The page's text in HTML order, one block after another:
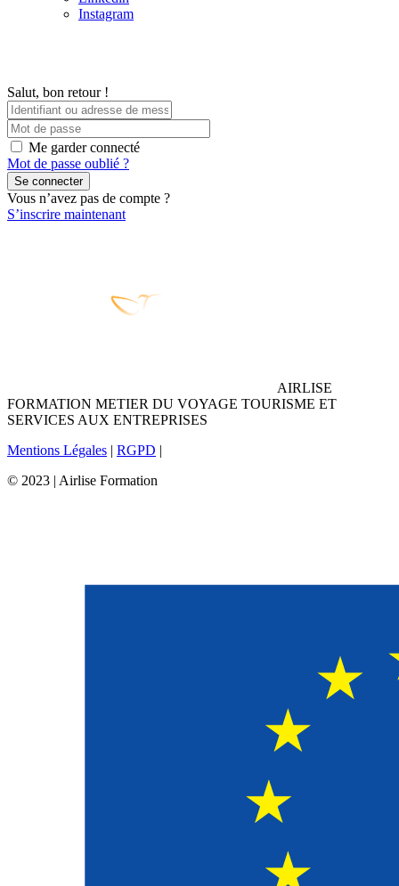
Instagram
Salut, bon retour !
Me garder connecté
Mot de passe oublié ?
Se connecter
Vous n’avez pas de compte ?
S’inscrire maintenant
AIRLISE
FORMATION METIER DU VOYAGE TOURISME ET
SERVICES AUX ENTREPRISES
Mentions Légales | RGPD |
© 2023 | Airlise Formation